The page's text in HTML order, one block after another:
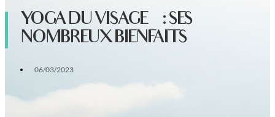
YOGA DU VISAGE : SES
NOMBREUX BIENFAITS
06/03/2023